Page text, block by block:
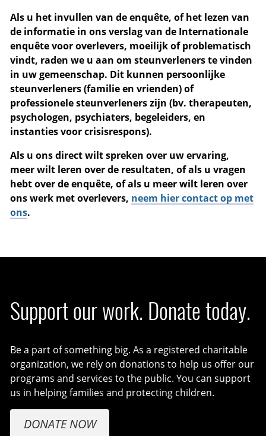
Als u het invullen van de enquête, of het lezen van
de informatie in ons verslag van de Internationale
enquête voor overlevers, moeilijk of problematisch
vindt, raden we u aan om steunverleners te vinden
in uw gemeenschap. Dit kunnen persoonlijke
steunverleners (familie en vrienden) of
professionele steunverleners zijn (bv. therapeuten,
psychologen, psychiaters, begeleiders, en
instanties voor crisisrespons).
Als u ons direct wilt spreken over uw ervaring,
meer wilt leren over de resultaten, of als u vragen
hebt over de enquête, of als u meer wilt leren over
ons werk met overlevers, neem hier contact op met
ons.
Support our work. Donate today.
Be a part of something big. As a registered charitable
organization, we rely on donations to help us offer our
programs and services to the public. You can support
us in helping families and protecting children.
DONATE NOW